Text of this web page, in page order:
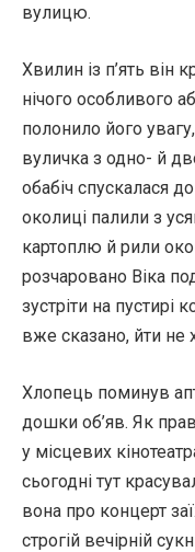
вулицю.
Хвилин із п’ять він
нічого особливого
полонило його
вуличка з одно- й
обабіч спускалася
околиці палили з
картоплю й рили
розчаровано Віка
зустріти на пустирі
вже сказано, йти не
Хлопець поминув
дошки об’яв. Як
у місцевих
сьогодні тут
вона про концерт
строгій вечірній